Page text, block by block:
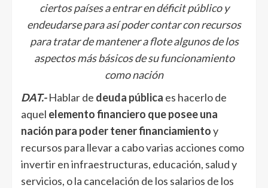
ciertos países a entrar en déficit público y
endeudarse para así poder contar con recursos
para tratar de mantener a flote algunos de los
aspectos más básicos de su funcionamiento
como nación
DAT.-Hablar de deuda pública es hacerlo de
aquel elemento financiero que posee una
nación para poder tener financiamientoy
recursos para llevar a cabo varias acciones como
invertir en infraestructuras, educación, salud y
servicios, o la cancelación de los salarios de los